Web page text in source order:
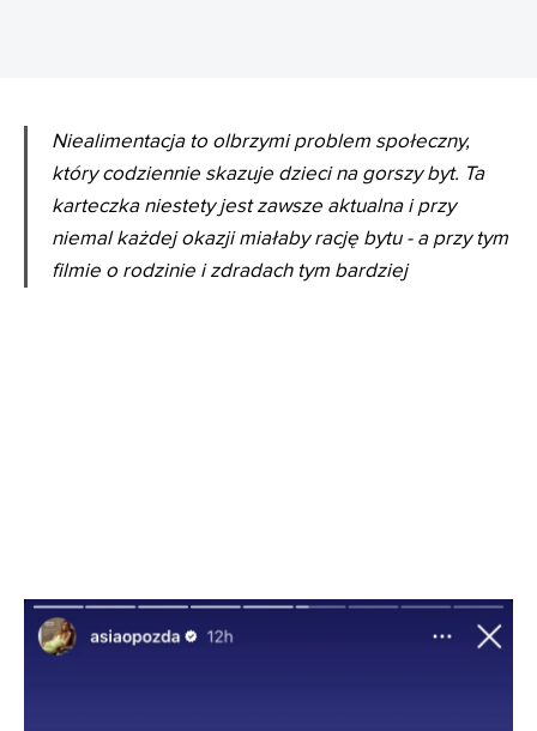
Niealimentacja to olbrzymi problem społeczny,
który codziennie skazuje dzieci na gorszy byt. Ta
karteczka niestety jest zawsze aktualna i przy
niemal każdej okazji miałaby rację bytu - a przy tym
filmie o rodzinie i zdradach tym bardziej